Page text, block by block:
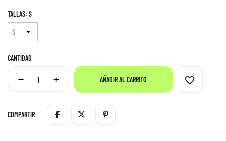
TALLAS: S
CANTIDAD
AÑADIR AL CARRITO favorite_border
COMPARTIR